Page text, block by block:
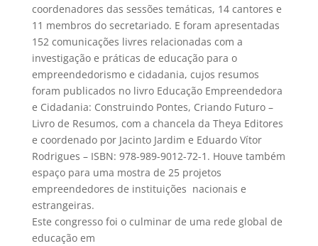
coordenadores das sessões temáticas, 14 cantores e
11 membros do secretariado. E foram apresentadas
152 comunicações livres relacionadas com a
investigação e práticas de educação para o
empreendedorismo e cidadania, cujos resumos
foram publicados no livro Educação Empreendedora
e Cidadania: Construindo Pontes, Criando Futuro –
Livro de Resumos, com a chancela da Theya Editores
e coordenado por Jacinto Jardim e Eduardo Vítor
Rodrigues – ISBN: 978-989-9012-72-1. Houve também
espaço para uma mostra de 25 projetos
empreendedores de instituições nacionais e
estrangeiras.
Este congresso foi o culminar de uma rede global de
educação em